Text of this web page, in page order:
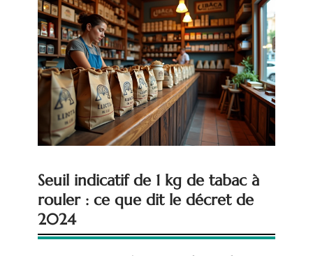
Seuil indicatif de 1 kg de tabac à
rouler : ce que dit le décret de
2024